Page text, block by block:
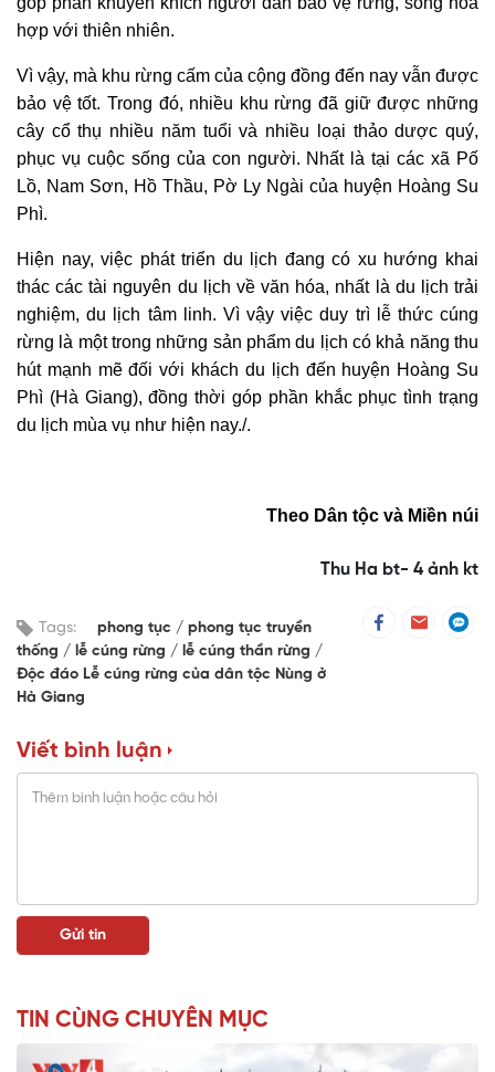
hợp với thiên nhiên.
Vì vậy, mà khu rừng cấm của cộng đồng đến nay vẫn được
bảo vệ tốt. Trong đó, nhiều khu rừng đã giữ được những
cây cổ thụ nhiều năm tuổi và nhiều loại thảo dược quý,
phục vụ cuộc sống của con người. Nhất là tại các xã Pố
Lồ, Nam Sơn, Hồ Thầu, Pờ Ly Ngài của huyện Hoàng Su
Phì.
Hiện nay, việc phát triển du lịch đang có xu hướng khai
thác các tài nguyên du lịch về văn hóa, nhất là du lịch trải
nghiệm, du lịch tâm linh. Vì vậy việc duy trì lễ thức cúng
rừng là một trong những sản phẩm du lịch có khả năng thu
hút mạnh mẽ đối với khách du lịch đến huyện Hoàng Su
Phì (Hà Giang), đồng thời góp phần khắc phục tình trạng
du lịch mùa vụ như hiện nay./.
Theo Dân tộc và Miền núi
Thu Ha bt- 4 ảnh kt
Tags: phong tục
phong tục truyền
thống
lễ cúng rừng
lễ cúng thần rừng
Độc đáo Lễ cúng rừng của dân tộc Nùng ở
Hà Giang
Viết bình luận
TIN CÙNG CHUYÊN MỤC